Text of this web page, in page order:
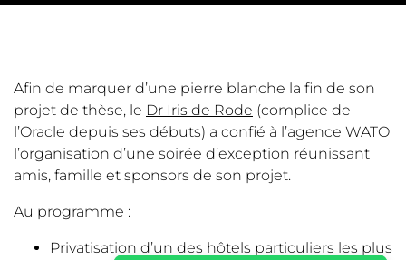
Afin de marquer d’une pierre blanche la fin de son
projet de thèse, le Dr Iris de Rode (complice de
l’Oracle depuis ses débuts) a confié à l’agence WATO
l’organisation d’une soirée d’exception réunissant
amis, famille et sponsors de son projet.
Au programme :
Privatisation d’un des hôtels particuliers les plus